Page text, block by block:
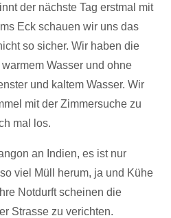
der nächste Tag erstmal mit
Eck schauen wir uns das
so sicher. Wir haben die
Wasser und ohne
und kaltem Wasser. Wir
mit der Zimmersuche zu
mal los.
an Indien, es ist nur
viel Müll herum, ja und Kühe
Notdurft scheinen die
Strasse zu verichten.